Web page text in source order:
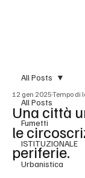
All Posts
Fumetti
ISTITUZIONALE
Urbanistica
All Posts
Una città
le
periferie.
12 gen 2025Tempo di